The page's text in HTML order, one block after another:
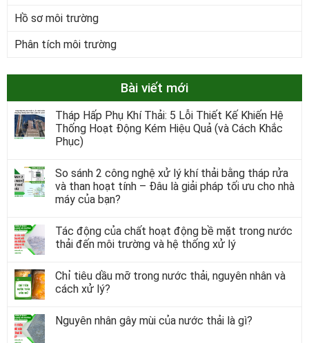
Hồ sơ môi trường
Phân tích môi trường
Bài viết mới
Tháp Hấp Phụ Khí Thải: 5 Lỗi Thiết Kế Khiến Hệ
Thống Hoạt Động Kém Hiệu Quả (và Cách Khắc
Phục)
So sánh 2 công nghệ xử lý khí thải bằng tháp rửa
và than hoạt tính – Đâu là giải pháp tối ưu cho nhà
máy của bạn?
Tác động của chất hoạt động bề mặt trong nước
thải đến môi trường và hệ thống xử lý
Chỉ tiêu dầu mỡ trong nước thải, nguyên nhân và
cách xử lý?
Nguyên nhân gây mùi của nước thải là gì?